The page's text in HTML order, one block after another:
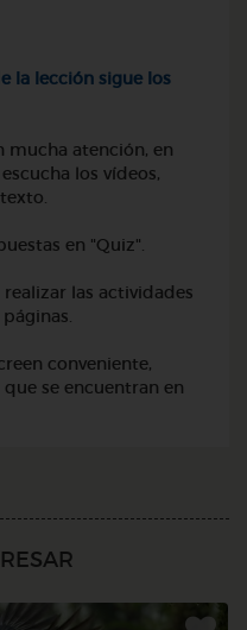
la lección sigue los
mucha atención, en
los vídeos,
en "Quiz".
las actividades
conveniente,
se encuentran en